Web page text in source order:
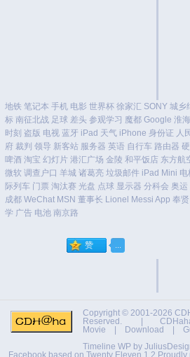
地铁 笔记本 手机 电影 世界杯 徐家汇 SONY 城乡
标 南征北战 足球 差头 参观学习 魔都 Google 淮
时刻 盗版 电视 蓝牙 iPad 天气 iPhone 身份证 人
府 裁判 领导 新客站 服务器 英语 自行车 路由器
啤酒 淘宝 幻灯片 港汇广场 金陵 和平饭店 东方航
微软 调查户口 羊城 诸葛亮 垃圾邮件 iPad Mini 电
际列车 门票 淘汰赛 光盘 点球 显示器 分科会 奥运
成都 WeChat MSN 董事长 Lionel Messi App 奉贤
学 广告 电池 南京路
Copyright © 2001-2026
Reserved. |
Movie | Download |
Timeline WP by
Facebook based on Twenty Eleven 1.2 Proudly